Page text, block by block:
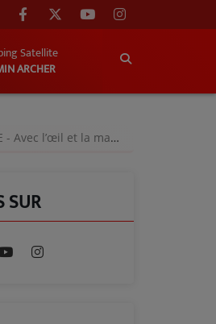
Satellite
ARCHER
l’œil et la main - 12 janvier 2019
SUR